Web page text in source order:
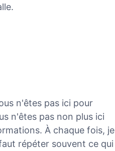
n'êtes pas ici pour
n'êtes pas non plus ici
À chaque fois, je
répéter souvent ce qui